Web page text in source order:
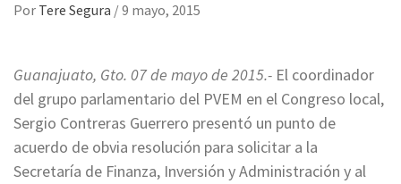
Por Tere Segura /9 mayo, 2015
Guanajuato, Gto. 07 de mayo de 2015.- El coordinador
del grupo parlamentario del PVEM en el Congreso local,
Sergio Contreras Guerrero presentó un punto de
acuerdo de obvia resolución para solicitar a la
Secretaría de Finanza, Inversión y Administración y al